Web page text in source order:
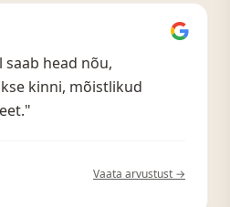
saab head nõu,
kinni, mõistlikud
Vaata arvustust →